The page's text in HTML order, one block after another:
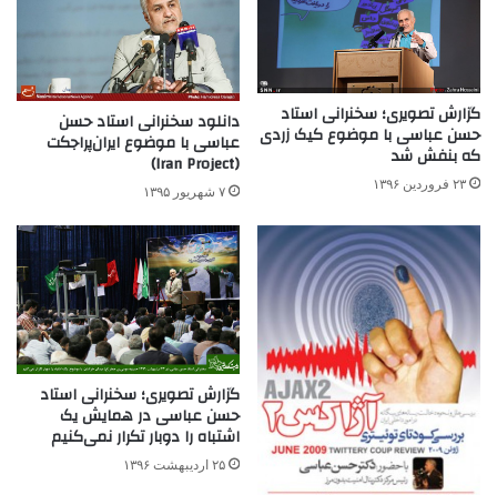
گزارش تصویری؛ سخنرانی استاد
حسن عباسی با موضوع کیک زردی
که بنفش شد
۲۳ فروردین ۱۳۹۶
دانلود سخنرانی استاد حسن
عباسی با موضوع ایران‌پراجکت
(Iran Project)
۷ شهریور ۱۳۹۵
گزارش تصویری؛ سخنرانی استاد
حسن عباسی در همایش یک
اشتباه را دوبار تکرار نمی‌کنیم
۲۵ اردیبهشت ۱۳۹۶